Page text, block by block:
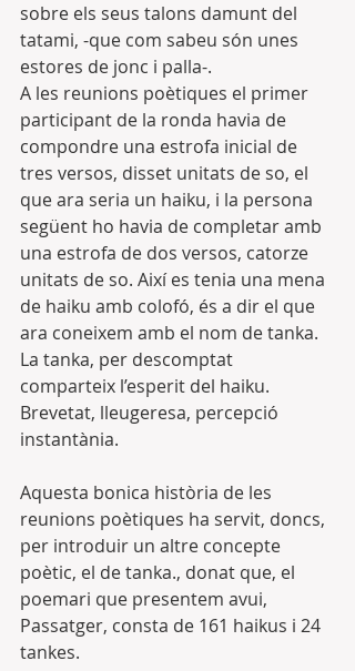
sobre els seus talons damunt del
tatami, -que com sabeu són unes
estores de jonc i palla-.
A les reunions poètiques el primer
participant de la ronda havia de
compondre una estrofa inicial de
tres versos, disset unitats de so, el
que ara seria un haiku, i la persona
següent ho havia de completar amb
una estrofa de dos versos, catorze
unitats de so. Així es tenia una mena
de haiku amb colofó, és a dir el que
ara coneixem amb el nom de tanka.
La tanka, per descomptat
comparteix l’esperit del haiku.
Brevetat, lleugeresa, percepció
instantània.
Aquesta bonica història de les
reunions poètiques ha servit, doncs,
per introduir un altre concepte
poètic, el de tanka., donat que, el
poemari que presentem avui,
Passatger, consta de 161 haikus i 24
tankes.